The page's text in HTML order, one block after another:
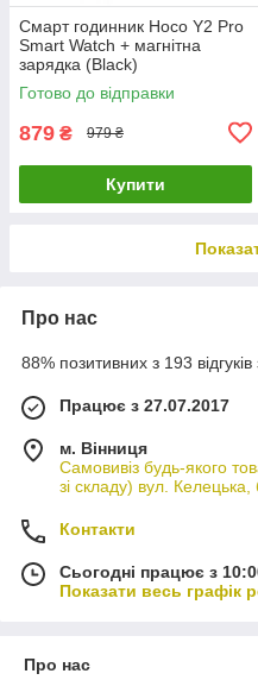
Смарт годинник Hoco Y2 Pro
Smart Watch + магнітна
зарядка (Black)
Готово до відправки
879 ₴ 979 ₴
Купити
Про нас
88% позитивних з 193 відгуків
Працює з 27.07.2017
м. Вінниця
Самовивіз будь-якого
зі складу) вул.
Контакти
Сьогодні працює з
Показати весь графік
Про нас